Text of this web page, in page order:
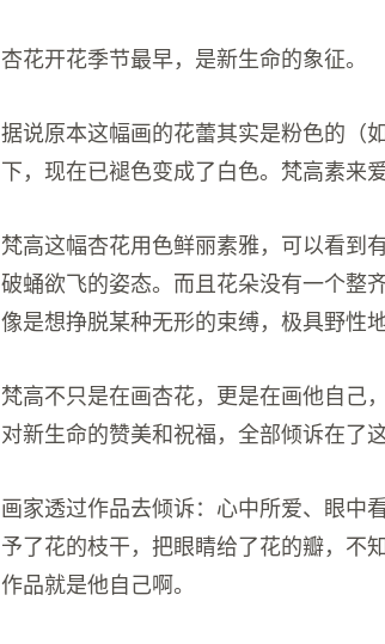
杏花开花季节最早，是新生命的象征。
据说原本这幅画的花蕾其实是粉色的（
下，现在已褪色变成了白色。梵高素来
梵高这幅杏花用色鲜丽素雅，可以看到
破蛹欲飞的姿态。而且花朵没有一个整
像是想挣脱某种无形的束缚，极具野性
梵高不只是在画杏花，更是在画他自己
对新生命的赞美和祝福，全部倾诉在了这
画家透过作品去倾诉：心中所爱、眼中
予了花的枝干，把眼睛给了花的瓣，不
作品就是他自己啊。